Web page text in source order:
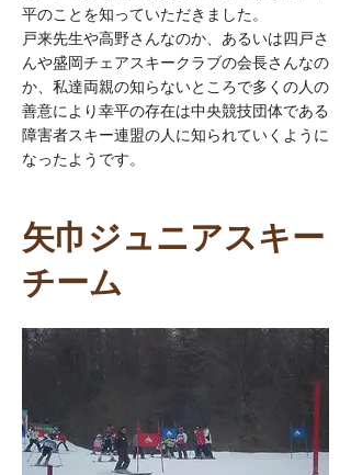
平のことを知っていただきました。
戸来先生や高野さんなのか、あるいは四戸さ
んや盛岡チェアスキークラブの会長さんなの
か、私達両親の知らないところで多くの人の
善意により幸平の存在は中央競技団体である
障害者スキー連盟の人に知られていくように
なったようです。
矢巾ジュニアスキー
チーム